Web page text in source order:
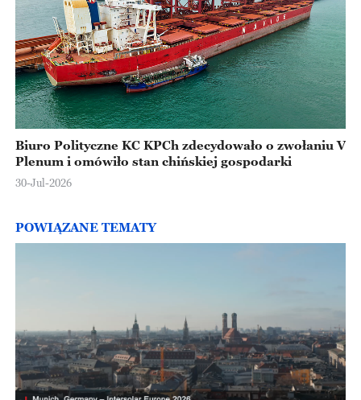
Biuro Polityczne KC KPCh zdecydowało o zwołaniu V
Plenum i omówiło stan chińskiej gospodarki
30-Jul-2026
POWIĄZANE TEMATY